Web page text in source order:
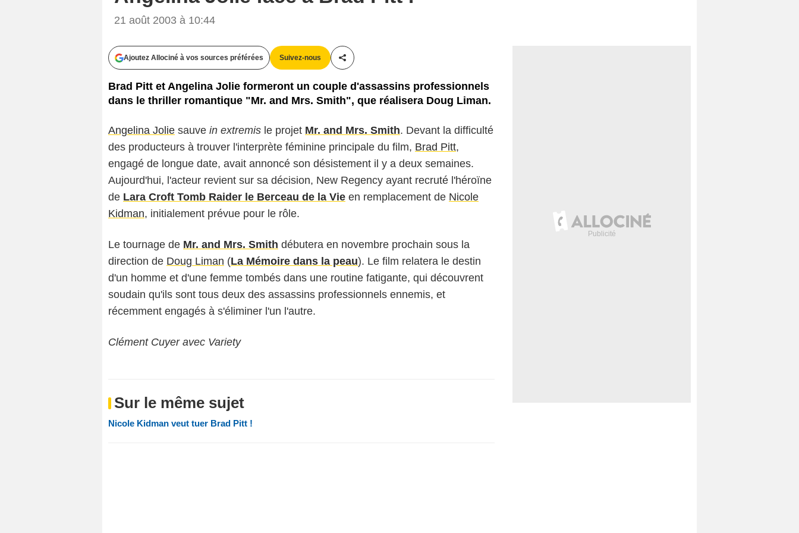
21 août 2003 à 10:44
Ajoutez Allociné à vos sources préférées Suivez-nous
Partager cet article
Brad Pitt et Angelina Jolie formeront un couple d'assassins professionnels
dans le thriller romantique "Mr. and Mrs. Smith", que réalisera Doug Liman.
Angelina Jolie sauve in extremis le projet Mr. and Mrs. Smith. Devant la difficulté
des producteurs à trouver l'interprète féminine principale du film, Brad Pitt,
engagé de longue date, avait annoncé son désistement il y a deux semaines.
Aujourd'hui, l'acteur revient sur sa décision, New Regency ayant recruté l'héroïne
de Lara Croft Tomb Raider le Berceau de la Vie en remplacement de Nicole
Kidman, initialement prévue pour le rôle.
Le tournage de Mr. and Mrs. Smith débutera en novembre prochain sous la
direction de Doug Liman (La Mémoire dans la peau). Le film relatera le destin
d'un homme et d'une femme tombés dans une routine fatigante, qui découvrent
soudain qu'ils sont tous deux des assassins professionnels ennemis, et
récemment engagés à s'éliminer l'un l'autre.
Clément Cuyer avec Variety
Sur le même sujet
Nicole Kidman veut tuer Brad Pitt !